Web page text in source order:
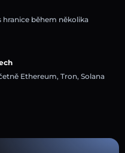
během několika
Ethereum, Tron, Solana